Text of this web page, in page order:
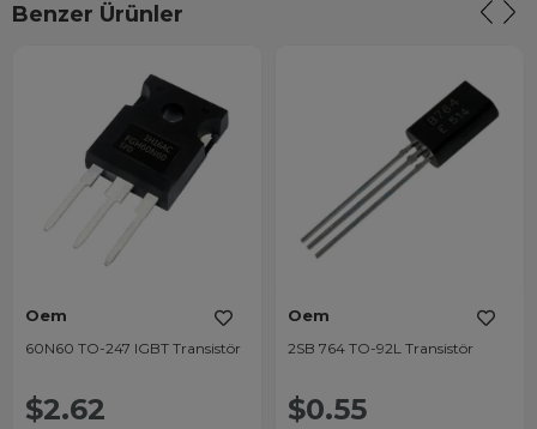
Benzer Ürünler
Oem
60N60 TO-247 IGBT Transistör
$2.62
Oem
2SB 764 TO-92L Transistör
$0.55